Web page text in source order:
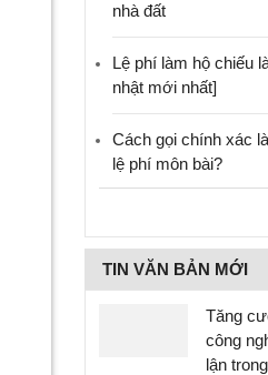
nhà đất
Lệ phí làm hộ chiếu
nhật mới nhất]
Cách gọi chính xác
lệ phí môn bài?
TIN VĂN BẢN MỚI
Tăng
công
lận